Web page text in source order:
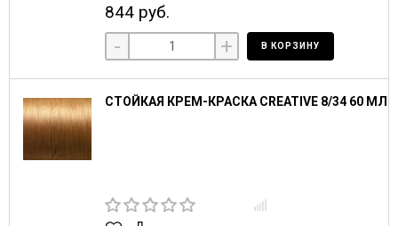
844 руб.
- + В КОРЗИНУ
СТОЙКАЯ КРЕМ-КРАСКА CREATIVE 8/34 60 МЛ